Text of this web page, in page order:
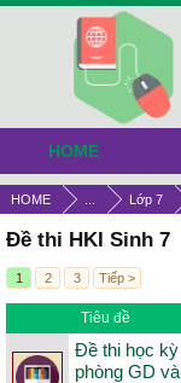
HOME Lớp 7
Đề thi HKI Sinh 7
1 2 3 Tiếp >
Tiêu đề
Đề thi học
phòng GD
HOME